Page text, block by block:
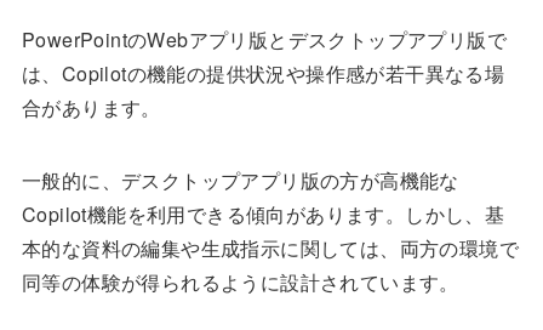
PowerPointのWebアプリ版とデスクトップアプリ版で
は、Copilotの機能の提供状況や操作感が若干異なる場
合があります。
一般的に、デスクトップアプリ版の方が高機能な
Copilot機能を利用できる傾向があります。しかし、基
本的な資料の編集や生成指示に関しては、両方の環境で
同等の体験が得られるように設計されています。